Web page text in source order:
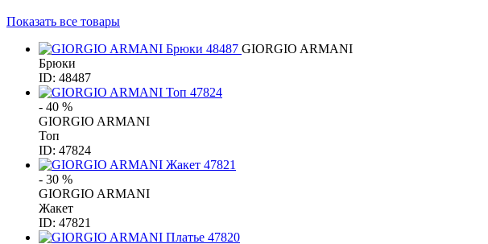
Показать все товары
GIORGIO ARMANI
Брюки
ID: 48487
- 40 %
GIORGIO ARMANI
Топ
ID: 47824
- 30 %
GIORGIO ARMANI
Жакет
ID: 47821